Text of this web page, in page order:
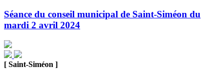
Séance du conseil municipal de Saint-Siméon du
mardi 2 avril 2024
[ Saint-Siméon ]